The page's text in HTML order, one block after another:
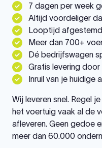
7 dagen per week
Altijd voordeliger
Looptijd
Meer dan 700+
Dé bedrijfswagen
Gratis levering
Inruil van je huidige
Wij leveren snel. Regel
het voertuig vaak al de
afleveren. Geen gedoe
meer dan 60.000